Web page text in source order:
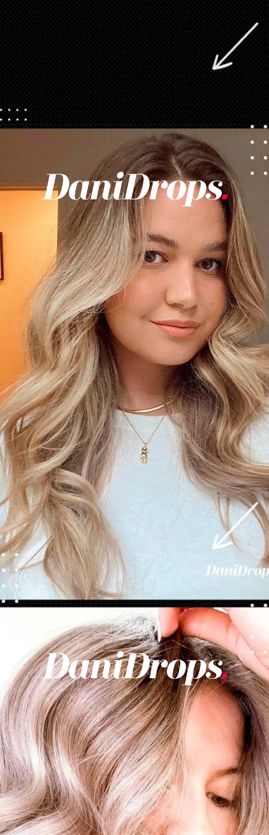
https://danidrops.com.br/es/tendencia-del-cabello-rubio-2025/